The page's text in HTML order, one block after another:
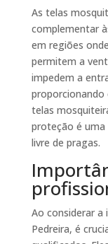
As telas
complementar
em regiões
permitem a
impedem a
proporcionando
telas
proteção é
livre de pragas.
Ao considerar a
Pedreira, é